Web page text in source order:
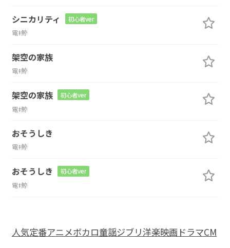
シニカリティ 初心者ver
電ǂ鯨
架空の家族
電ǂ鯨
架空の家族 初心者ver
電ǂ鯨
おそうしき
電ǂ鯨
おそうしき 初心者ver
電ǂ鯨
人気定番アニメボカロ童謡ジブリ洋楽映画ドラマCM